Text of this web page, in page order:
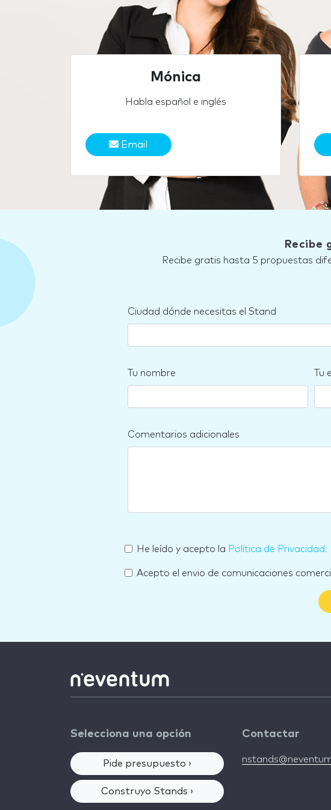
Mónica
Habla español e inglés
Email
Recibe
Recibe gratis hasta 5 propuestas
Ciudad dónde necesitas el Stand
Tu nombre Tu
Comentarios adicionales
He leído y acepto la Política de Privacidad.
Acepto el envio de comunicaciones
Selecciona una opción
Pide presupuesto ›
Construyo Stands ›
Contactar